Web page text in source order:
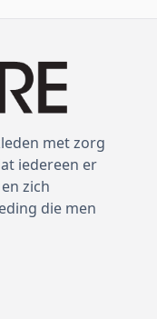
met zorg
iedereen er
zich
die men